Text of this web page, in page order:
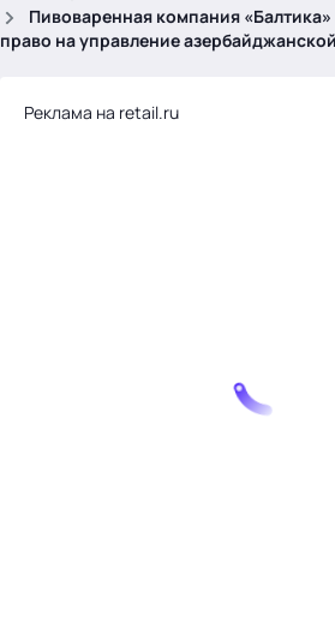
Пивоваренная компания
право на управление
Реклама на retail.ru